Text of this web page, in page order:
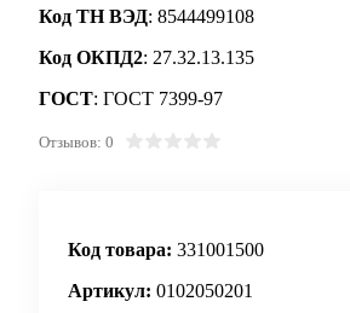
Код ТН ВЭД: 8544499108
Код ОКПД2: 27.32.13.135
ГОСТ: ГОСТ 7399-97
Отзывов: 0
Код товара: 331001500
Артикул: 0102050201